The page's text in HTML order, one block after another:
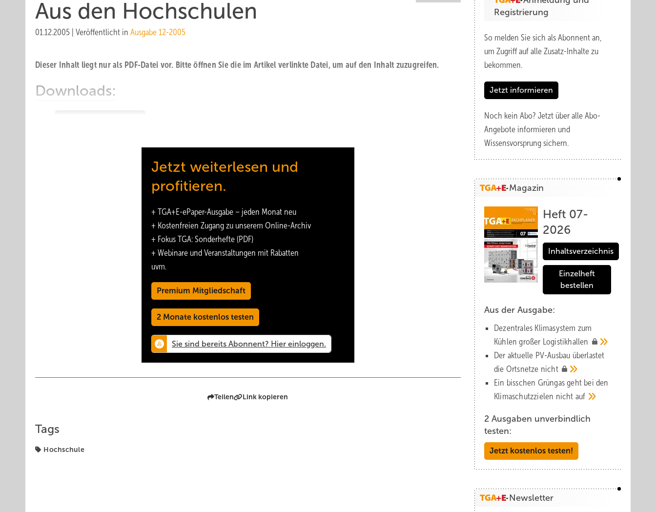
Aus den Hochschulen
01.12.2005 Veröffentlicht in Ausgabe 12-2005
Dieser Inhalt liegt nur als PDF-Datei vor. Bitte öffnen Sie die im Artikel verlinkte Datei, um auf den Inhalt zuzugreifen.
Downloads:
Jetzt weiterlesen und
profitieren.
+ TGA+E-ePaper-Ausgabe – jeden Monat neu
+ Kostenfreien Zugang zu unserem Online-Archiv
+ Fokus TGA: Sonderhefte (PDF)
+ Webinare und Veranstaltungen mit Rabatten
uvm.
Premium Mitgliedschaft
2 Monate kostenlos testen
Teilen Link kopieren
Tags
Hochschule
Registrierung
So melden Sie sich als Abonnent an,
um Zugriff auf alle Zusatz-Inhalte zu
bekommen.
Jetzt informieren
Noch kein Abo? Jetzt über alle Abo-
Angebote informieren und
Wissensvorsprung sichern.
Magazin
Heft 07-
2026
Inhaltsverzeichnis
Einzelheft
bestellen
Aus der Ausgabe:
Dezentrales Klimasystem zum
Kühlen großer Logistik­hallen
Der aktuelle PV-Ausbau über­lastet
die Orts­netze nicht
Ein bisschen Grüngas geht bei den
Klima­schutz­zielen nicht auf
2 Ausgaben unverbindlich
testen:
Jetzt kostenlos testen!
Newsletter